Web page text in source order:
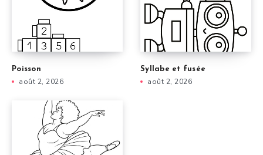
Poisson
août 2, 2026
Syllabe et fusée
août 2, 2026